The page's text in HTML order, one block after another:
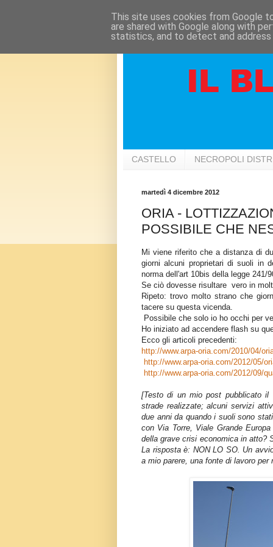
CASTELLO NECROPOLI
martedì 4 dicembre 2012
ORIA -
POSSIBILE CHE
Mi viene riferito che a distanza di
giorni alcuni proprietari di suoli in
norma dell'art 10bis della legge 241/
Se ciò dovesse risultare vero in
Ripeto: trovo molto strano che
tacere su questa vicenda.
Possibile che solo io ho occhi per
Ho iniziato ad accendere flash su
Ecco gli articoli precedenti:
http://www.arpa-oria.com/2010/04/
http://www.arpa-oria.com/2012/05/
http://www.arpa-oria.com/2012/09/
[Testo di un mio post pubblicato il
strade realizzate; alcuni servizi
due anni da quando i suoli sono
con Via Torre, Viale Grande
della grave crisi economica in atto?
La risposta è: NON LO SO. Un
a mio parere, una fonte di lavoro per
This site uses cookies from Google
are shared with Google along with
statistics, and to detect and address